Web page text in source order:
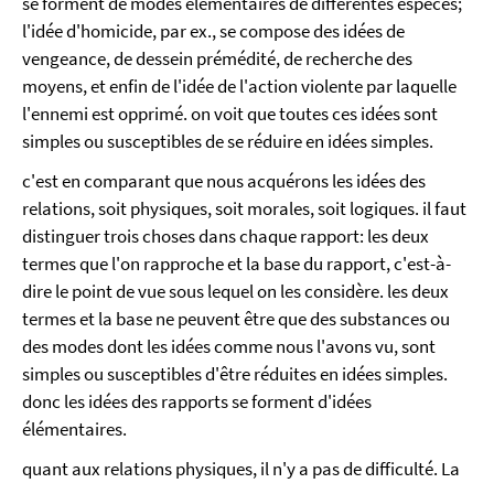
l'idée d'homicide, par ex., se compose des idées de
vengeance, de dessein prémédité, de recherche des
moyens, et enfin de l'idée de l'action violente par laquelle
l'ennemi est opprimé. on voit que toutes ces idées sont
simples ou susceptibles de se réduire en idées simples.
c'est en comparant que nous acquérons les idées des
relations, soit physiques, soit morales, soit logiques. il faut
distinguer trois choses dans chaque rapport: les deux
termes que l'on rapproche et la base du rapport, c'est-à-
dire le point de vue sous lequel on les considère. les deux
termes et la base ne peuvent être que des substances ou
des modes dont les idées comme nous l'avons vu, sont
simples ou susceptibles d'être réduites en idées simples.
donc les idées des rapports se forment d'idées
élémentaires.
quant aux relations physiques, il n'y a pas de difficulté. La